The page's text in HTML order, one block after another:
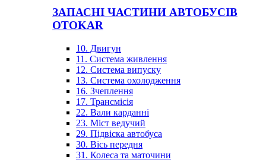
ЗАПАСНІ ЧАСТИНИ АВТОБУСІВ
OTOKAR
10. Двигун
11. Система живлення
12. Система випуску
13. Система охолодження
16. Зчеплення
17. Трансмісія
22. Вали карданні
23. Міст ведучий
29. Підвіска автобуса
30. Вісь передня
31. Колеса та маточини